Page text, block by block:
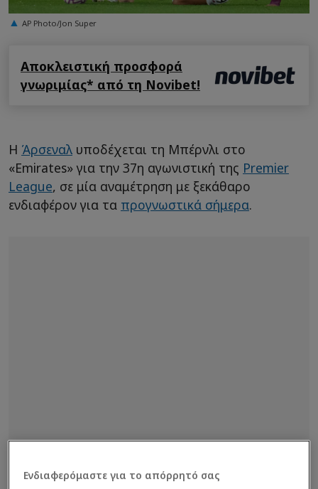
AP Photo/Jon Super
Αποκλειστική προσφορά
γνωριμίας* από τη Novibet!
Η Άρσεναλ υποδέχεται τη Μπέρνλι στο
«Emirates» για την 37η αγωνιστική της Premier
League, σε μία αναμέτρηση με ξεκάθαρο
ενδιαφέρον για τα προγνωστικά σήμερα.
Ενδιαφερόμαστε για το απόρρητό σας